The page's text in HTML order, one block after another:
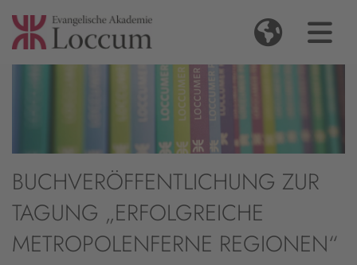
BUCHVERÖFFENTLICHUNG ZUR
TAGUNG „ERFOLGREICHE
METROPOLENFERNE REGIONEN“